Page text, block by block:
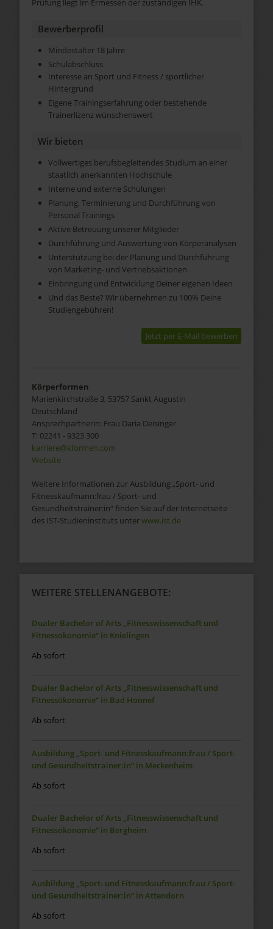
Bewerberprofil
Mindestalter 18 Jahre
Schulabschluss
Interesse an Sport und Fitness / sportlicher
Hintergrund
Eigene Trainingserfahrung oder bestehende
Trainerlizenz wünschenswert
Wir bieten
Vollwertiges berufsbegleitendes Studium an einer
staatlich anerkannten Hochschule
Interne und externe Schulungen
Planung, Terminierung und Durchführung von
Personal Trainings
Aktive Betreuung unserer Mitglieder
Durchführung und Auswertung von Körperanalysen
Unterstützung bei der Planung und Durchführung
von Marketing- und Vertriebsaktionen
Einbringung und Entwicklung Deiner eigenen Ideen
Und das Beste? Wir übernehmen zu 100% Deine
Studiengebühren!
Jetzt per E-Mail bewerben
Körperformen
Marienkirchstraße 3, 53757 Sankt Augustin
Deutschland
Ansprechpartnerin: Frau Daria Deisinger
T: 02241 - 9323 300
karriere@kformen.com
Website
Weitere Informationen zur Ausbildung „Sport- und
Fitnesskaufmann:frau / Sport- und
Gesundheitstrainer:in“ finden Sie auf der Internetseite
des IST-Studieninstituts unterwww.ist.de
WEITERE STELLENANGEBOTE:
Dualer Bachelor of Arts „Fitnesswissenschaft und
Fitnessökonomie“ in Knielingen
Ab sofort
Dualer Bachelor of Arts „Fitnesswissenschaft und
Fitnessökonomie“ in Bad Honnef
Ab sofort
Ausbildung „Sport- und Fitnesskaufmann:frau / Sport-
und Gesundheitstrainer:in“ in Meckenheim
Ab sofort
Dualer Bachelor of Arts „Fitnesswissenschaft und
Fitnessökonomie“ in Bergheim
Ab sofort
Ausbildung „Sport- und Fitnesskaufmann:frau / Sport-
und Gesundheitstrainer:in“ in Attendorn
Ab sofort